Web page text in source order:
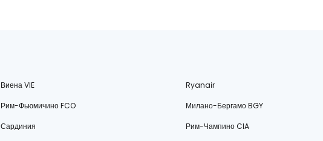
Виена VIE
Ryanair
Рим-Фьюмичино FCO
Милано-Бергамо BGY
Сардиния
Рим-Чампино CIA